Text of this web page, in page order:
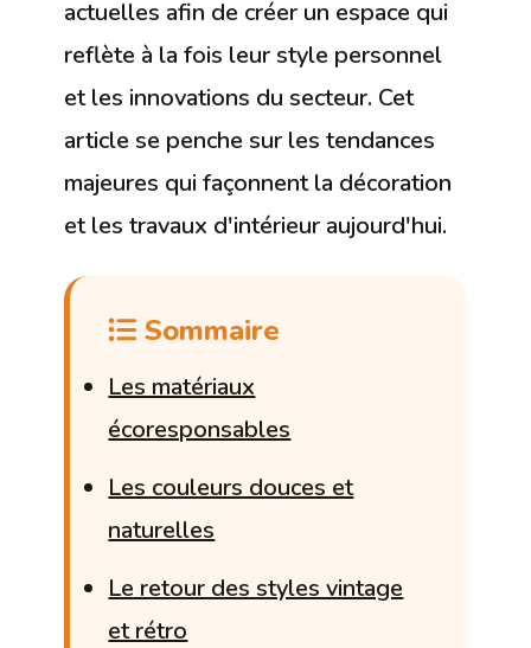
actuelles afin de créer un espace qui
reflète à la fois leur style personnel
et les innovations du secteur. Cet
article se penche sur les tendances
majeures qui façonnent la décoration
et les travaux d'intérieur aujourd'hui.
Sommaire
Les matériaux
écoresponsables
Les couleurs douces et
naturelles
Le retour des styles vintage
et rétro